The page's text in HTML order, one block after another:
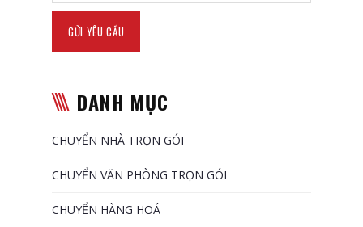
DANH MỤC
CHUYỂN NHÀ TRỌN GÓI
CHUYỂN VĂN PHÒNG TRỌN GÓI
CHUYỂN HÀNG HOÁ